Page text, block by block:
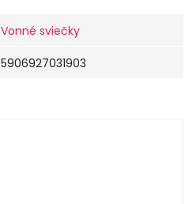
Vonné sviečky
5906927031903